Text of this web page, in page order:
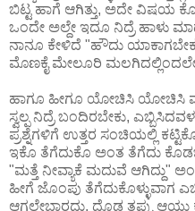
ಬಿಟ್ಟ ಹಾಗೆ ಆಗಿತ್ತು, ಅದೇ ವಿಷಯ
ಒಂದೇ ಅಲ್ದೇ ಇದೂ ನಿದ್ರೆ ಹಾಳು
ನಾನೂ ಕೇಳಿದೆ "ಹೌದು
ಮೊಣಕೈ ಮೇಲೂರಿ ಮಲಗಿದಲ್ಲಿಂದಲೇ,
ಹಾಗೂ ಹೀಗೂ ಯೋಚಿಸಿ ಯೋಚಿಸಿ
ಸ್ವಲ್ಪ ನಿದ್ರೆ ಬಂದಿರಬೇಕು,
ಪ್ರಶ್ನೆಗಳಿಗೆ ಉತ್ತರ ಸಂಚಿಯಲ್ಲಿ
ಇಕೊ ತೆಗೆದುಕೊ ಅಂತ ತೆಗೆದು
"ಮತ್ತೆ ನೀವ್ಯಾಕೆ ಮದುವೆ ಆಗಿದ್ದು"
ಹೀಗೆ ಜೊಂಪು ತೆಗೆದುಕೊಳ್ಳುವಾಗ
ಆಗಲೇಬಾರದು, ದೊಡ್ಡ ತಪ್ಪು ಆಯ್ತು